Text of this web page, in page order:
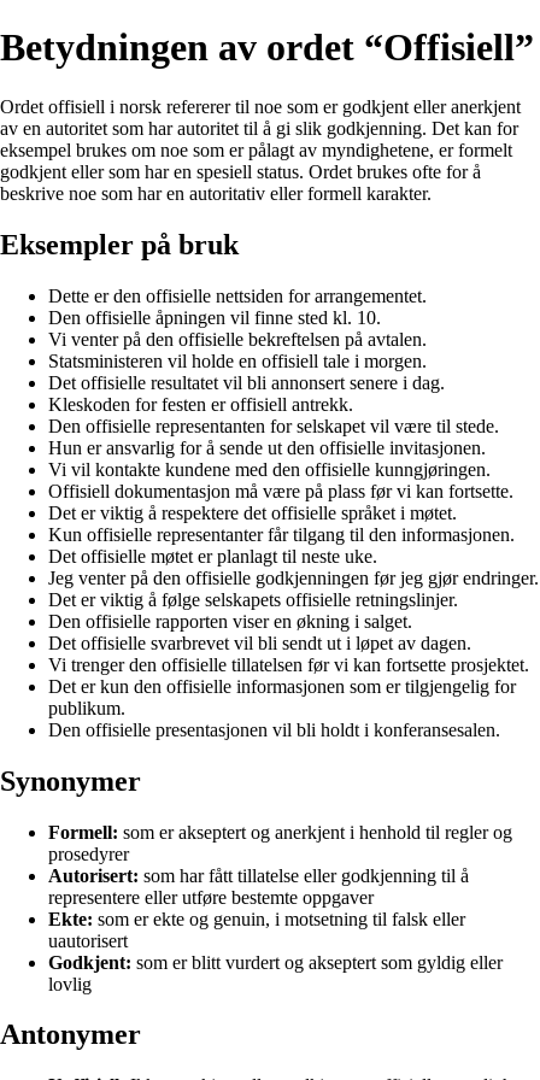
Betydningen av ordet “Offisiell”
Ordet offisiell i norsk refererer til noe som er godkjent eller anerkjent
av en autoritet som har autoritet til å gi slik godkjenning. Det kan for
eksempel brukes om noe som er pålagt av myndighetene, er formelt
godkjent eller som har en spesiell status. Ordet brukes ofte for å
beskrive noe som har en autoritativ eller formell karakter.
Eksempler på bruk
Dette er den offisielle nettsiden for arrangementet.
Den offisielle åpningen vil finne sted kl. 10.
Vi venter på den offisielle bekreftelsen på avtalen.
Statsministeren vil holde en offisiell tale i morgen.
Det offisielle resultatet vil bli annonsert senere i dag.
Kleskoden for festen er offisiell antrekk.
Den offisielle representanten for selskapet vil være til stede.
Hun er ansvarlig for å sende ut den offisielle invitasjonen.
Vi vil kontakte kundene med den offisielle kunngjøringen.
Offisiell dokumentasjon må være på plass før vi kan fortsette.
Det er viktig å respektere det offisielle språket i møtet.
Kun offisielle representanter får tilgang til den informasjonen.
Det offisielle møtet er planlagt til neste uke.
Jeg venter på den offisielle godkjenningen før jeg gjør endringer.
Det er viktig å følge selskapets offisielle retningslinjer.
Den offisielle rapporten viser en økning i salget.
Det offisielle svarbrevet vil bli sendt ut i løpet av dagen.
Vi trenger den offisielle tillatelsen før vi kan fortsette prosjektet.
Det er kun den offisielle informasjonen som er tilgjengelig for
publikum.
Den offisielle presentasjonen vil bli holdt i konferansesalen.
Synonymer
Formell: som er akseptert og anerkjent i henhold til regler og
prosedyrer
Autorisert: som har fått tillatelse eller godkjenning til å
representere eller utføre bestemte oppgaver
Ekte: som er ekte og genuin, i motsetning til falsk eller
uautorisert
Godkjent: som er blitt vurdert og akseptert som gyldig eller
lovlig
Antonymer